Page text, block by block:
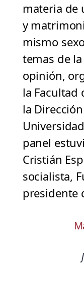
materia de
y
mismo
temas de
opinión,
la Facultad
la
panel
Cristián
socialista,
presidente